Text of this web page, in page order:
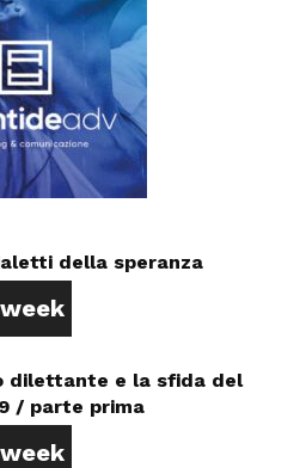
della speranza
dilettante e la sfida del
/ parte prima